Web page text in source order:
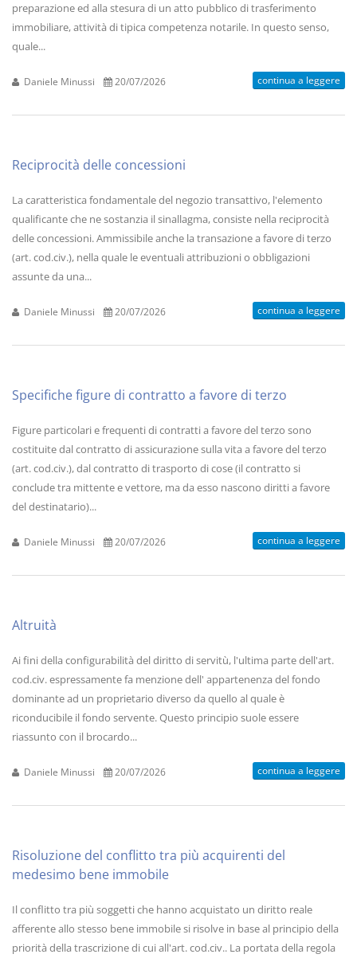
preparazione ed alla stesura di un atto pubblico di trasferimento
immobiliare, attività di tipica competenza notarile. In questo senso,
quale...
Daniele Minussi 20/07/2026 continua a leggere
Reciprocità delle concessioni
La caratteristica fondamentale del negozio transattivo, l'elemento
qualificante che ne sostanzia il sinallagma, consiste nella reciprocità
delle concessioni. Ammissibile anche la transazione a favore di terzo
(art. cod.civ.), nella quale le eventuali attribuzioni o obbligazioni
assunte da una...
Daniele Minussi 20/07/2026 continua a leggere
Specifiche figure di contratto a favore di terzo
Figure particolari e frequenti di contratti a favore del terzo sono
costituite dal contratto di assicurazione sulla vita a favore del terzo
(art. cod.civ.), dal contratto di trasporto di cose (il contratto si
conclude tra mittente e vettore, ma da esso nascono diritti a favore
del destinatario)...
Daniele Minussi 20/07/2026 continua a leggere
Altruità
Ai fini della configurabilità del diritto di servitù, l'ultima parte dell'art.
cod.civ. espressamente fa menzione dell' appartenenza del fondo
dominante ad un proprietario diverso da quello al quale è
riconducibile il fondo servente. Questo principio suole essere
riassunto con il brocardo...
Daniele Minussi 20/07/2026 continua a leggere
Risoluzione del conflitto tra più acquirenti del
medesimo bene immobile
Il conflitto tra più soggetti che hanno acquistato un diritto reale
afferente allo stesso bene immobile si risolve in base al principio della
priorità della trascrizione di cui all'art. cod.civ.. La portata della regola